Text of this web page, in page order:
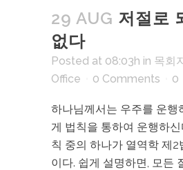
29 AUG 저절로
없다
Posted at 08:03h in 목회
Office
0 Comments 0
하나님께서는 우주를 운행
게 법칙을 통하여 운행하
칙 중의 하나가 열역학 제2
이다. 쉽게 설명하면, 모든